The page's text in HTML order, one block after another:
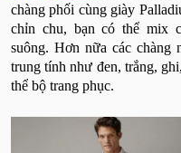
chàng phối cùng giày
chỉn chu, bạn có thể mix
suông. Hơn nữa các chàng
trung tính như đen, trắng,
thể bộ trang phục.